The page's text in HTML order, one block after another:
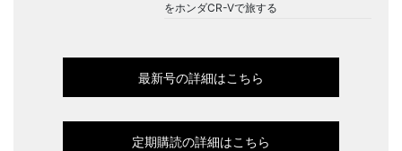
をホンダCR-Vで旅する
最新号の詳細はこちら
定期購読の詳細はこちら